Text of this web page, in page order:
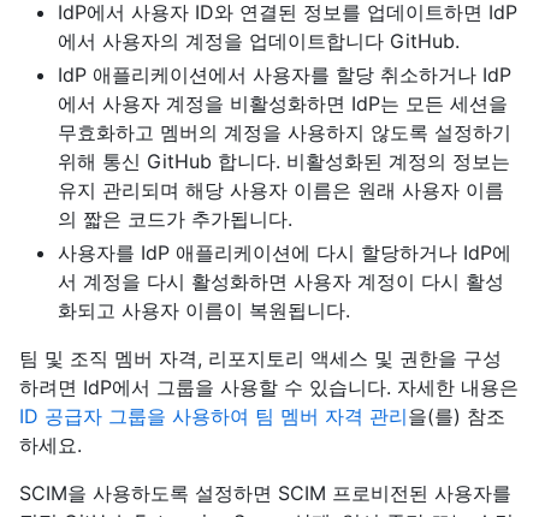
IdP에서 사용자 ID와 연결된 정보를 업데이트하면 IdP
에서 사용자의 계정을 업데이트합니다 GitHub.
IdP 애플리케이션에서 사용자를 할당 취소하거나 IdP
에서 사용자 계정을 비활성화하면 IdP는 모든 세션을
무효화하고 멤버의 계정을 사용하지 않도록 설정하기
위해 통신 GitHub 합니다. 비활성화된 계정의 정보는
유지 관리되며 해당 사용자 이름은 원래 사용자 이름
의 짧은 코드가 추가됩니다.
사용자를 IdP 애플리케이션에 다시 할당하거나 IdP에
서 계정을 다시 활성화하면 사용자 계정이 다시 활성
화되고 사용자 이름이 복원됩니다.
팀 및 조직 멤버 자격, 리포지토리 액세스 및 권한을 구성
하려면 IdP에서 그룹을 사용할 수 있습니다. 자세한 내용은
ID 공급자 그룹을 사용하여 팀 멤버 자격 관리을(를) 참조
하세요.
SCIM을 사용하도록 설정하면 SCIM 프로비전된 사용자를